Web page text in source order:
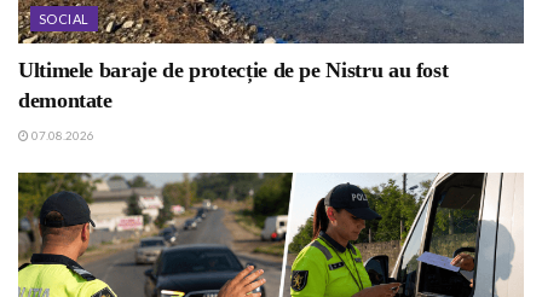
SOCIAL
Ultimele baraje de protecție de pe Nistru au fost
demontate
07.08.2026